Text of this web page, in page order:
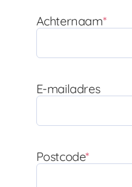
Achternaam*
E-mailadres
Postcode*